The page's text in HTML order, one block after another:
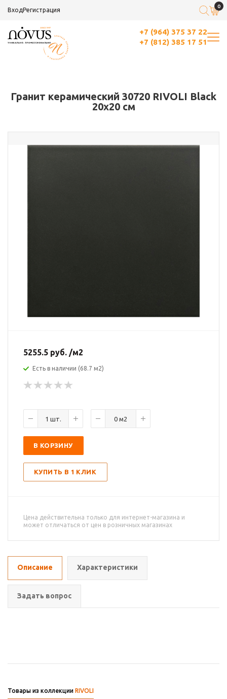
ВходРегистрация
0
+7 (964) 375 37 22
+7 (812) 385 17 51
Гранит керамический 30720 RIVOLI Black
20x20 см
5255.5 руб. /м2
Есть в наличии (68.7 м2)
В КОРЗИНУ
КУПИТЬ В 1 КЛИК
Цена действительна только для интернет-магазина и
может отличаться от цен в розничных магазинах
Описание Характеристики
Задать вопрос
Товары из коллекции RIVOLI